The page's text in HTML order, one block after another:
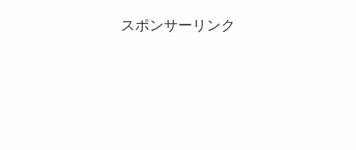
スポンサーリンク